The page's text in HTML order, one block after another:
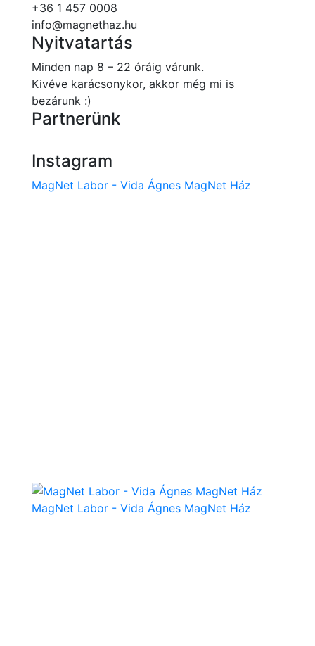
+36 1 457 0008
info@magnethaz.hu
Nyitvatartás
Minden nap 8 – 22 óráig várunk.
Kivéve karácsonykor, akkor még mi is
bezárunk :)
Partnerünk
Instagram
MagNet Labor - Vida Ágnes MagNet Ház
MagNet Labor - Vida Ágnes MagNet Ház